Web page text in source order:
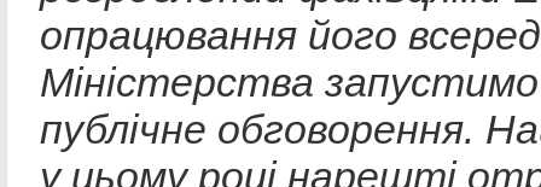
опрацювання його
Міністерства
публічне обговорення.
у цьому році нарешті